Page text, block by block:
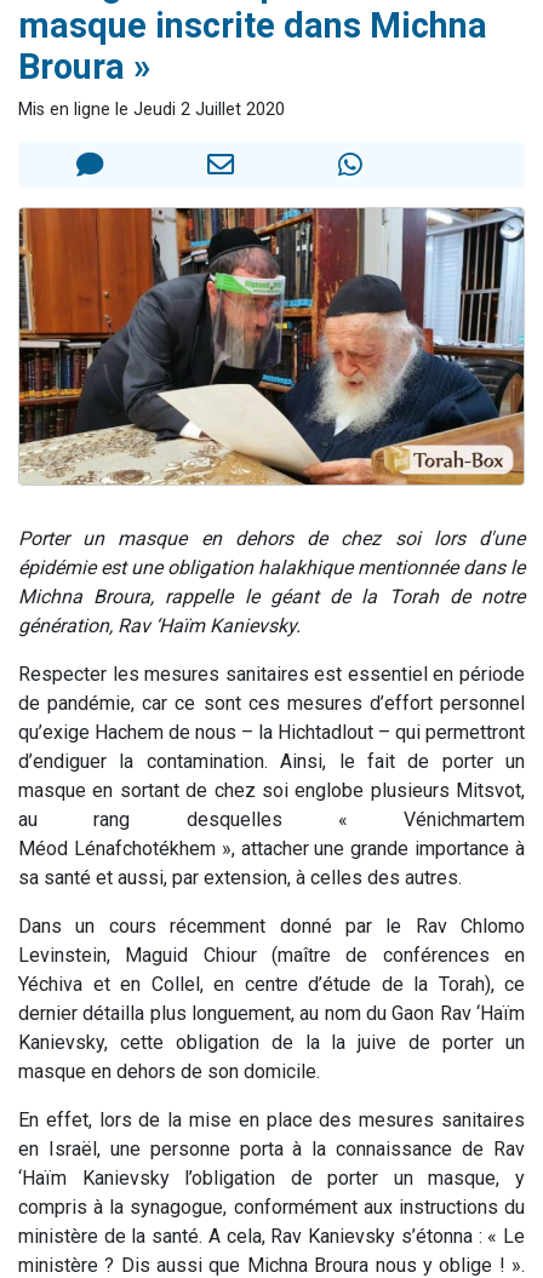
Eva vient de donner son Maasser
masque inscrite dans Michna
Broura »
Mis en ligne le Jeudi 2 Juillet 2020
Porter un masque en dehors de chez soi lors d'une
épidémie est une obligation halakhique mentionnée dans le
Michna Broura, rappelle le géant de la Torah de notre
génération, Rav ‘Haïm Kanievsky.
Respecter les mesures sanitaires est essentiel en période
de pandémie, car ce sont ces mesures d’effort personnel
qu’exige Hachem de nous – la Hichtadlout – qui permettront
d’endiguer la contamination. Ainsi, le fait de porter un
masque en sortant de chez soi englobe plusieurs Mitsvot,
au rang desquelles « Vénichmartem
Méod Lénafchotékhem », attacher une grande importance à
sa santé et aussi, par extension, à celles des autres.
Dans un cours récemment donné par le Rav Chlomo
Levinstein, Maguid Chiour (maître de conférences en
Yéchiva et en Collel, en centre d’étude de la Torah), ce
dernier détailla plus longuement, au nom du Gaon Rav ‘Haïm
Kanievsky, cette obligation de la la juive de porter un
masque en dehors de son domicile.
En effet, lors de la mise en place des mesures sanitaires
en Israël, une personne porta à la connaissance de Rav
‘Haïm Kanievsky l’obligation de porter un masque, y
compris à la synagogue, conformément aux instructions du
ministère de la santé. A cela, Rav Kanievsky s’étonna : « Le
ministère ? Dis aussi que Michna Broura nous y oblige ! ».